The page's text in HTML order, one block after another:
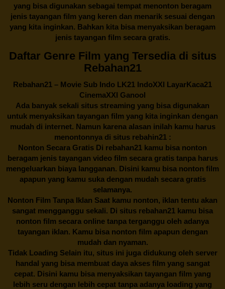
yang bisa digunakan sebagai tempat menonton beragam
jenis tayangan film yang keren dan menarik sesuai dengan
yang kita inginkan. Bahkan kita bisa menyaksikan beragam
jenis tayangan film secara gratis.
Daftar Genre Film yang Tersedia di situs
Rebahan21
Rebahan21 – Movie Sub Indo LK21 IndoXXI LayarKaca21
CinemaXXI Ganool
Ada banyak sekali situs streaming yang bisa digunakan
untuk menyaksikan tayangan film yang kita inginkan dengan
mudah di internet. Namun karena alasan inilah kamu harus
menontonnya di situs rebahin21 :
Nonton Secara Gratis Di rebahan21 kamu bisa nonton
beragam jenis tayangan video film secara gratis tanpa harus
mengeluarkan biaya langganan. Disini kamu bisa nonton film
apapun yang kamu suka dengan mudah secara gratis
selamanya.
Nonton Film Tanpa Iklan Saat kamu nonton, iklan tentu akan
sangat mengganggu sekali. Di situs rebahan21 kamu bisa
nonton film secara online tanpa terganggu oleh adanya
tayangan iklan. Kamu bisa nonton film apapun dengan
mudah dan nyaman.
Tidak Loading Selain itu, situs ini juga didukung oleh server
handal yang bisa membuat daya akses film yang sangat
cepat. Disini kamu bisa menyaksikan tayangan film yang
lebih seru dengan lebih cepat tanpa adanya loading yang